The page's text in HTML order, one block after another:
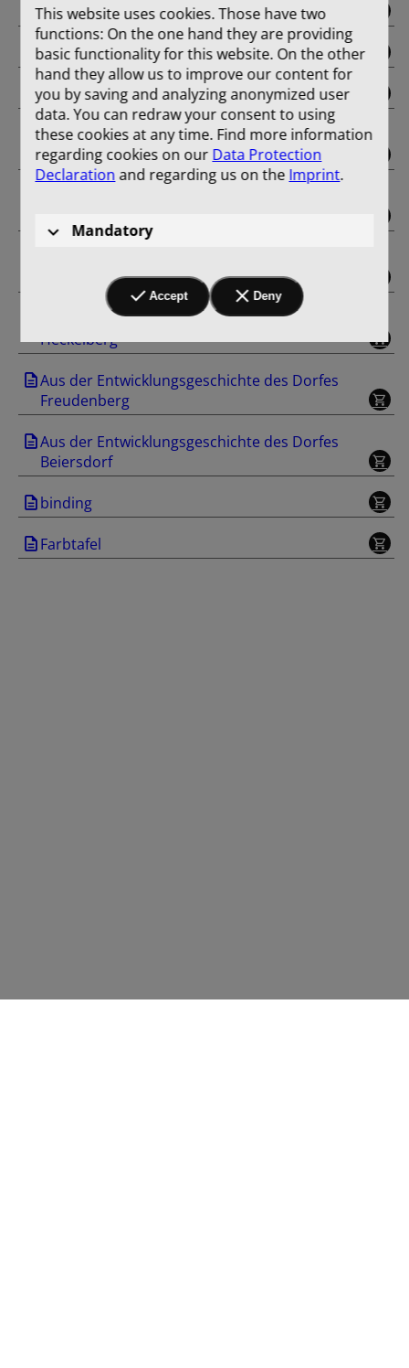
binding
title_page
contents
Aus der Entwicklungsgeschichte von Dorf und
Gut Trampe
Aus der Entwicklungsgeschichte des Dorfes
Heckelberg
Aus der Entwicklungsgeschichte des Dorfes
Freudenberg
Aus der Entwicklungsgeschichte des Dorfes
Beiersdorf
binding
Farbtafel
This website uses cookies. Those have two
functions: On the one hand they are providing
basic functionality for this website. On the other
hand they allow us to improve our content for
you by saving and analyzing anonymized user
data. You can redraw your consent to using
these cookies at any time. Find more information
regarding cookies on our Data Protection
Declarationand regarding us on the Imprint.
Mandatory
Accept Deny